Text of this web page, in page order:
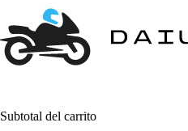
Subtotal del carrito